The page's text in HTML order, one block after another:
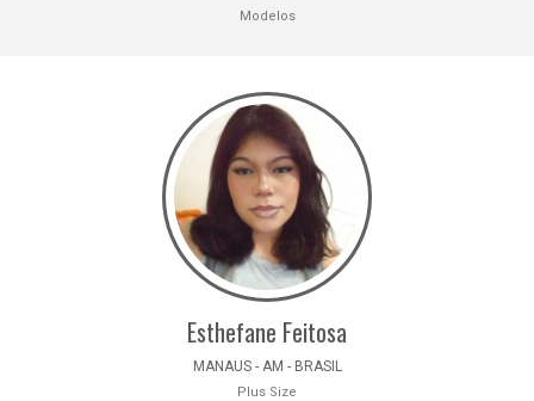
Modelos
Esthefane Feitosa
MANAUS - AM - BRASIL
Plus Size